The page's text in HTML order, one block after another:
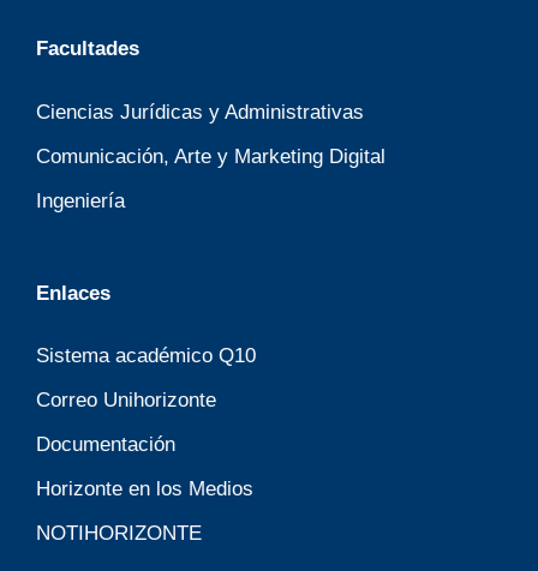
Facultades
Ciencias Jurídicas y Administrativas
Comunicación, Arte y Marketing Digital
Ingeniería
Enlaces
Sistema académico Q10
Correo Unihorizonte
Documentación
Horizonte en los Medios
NOTIHORIZONTE